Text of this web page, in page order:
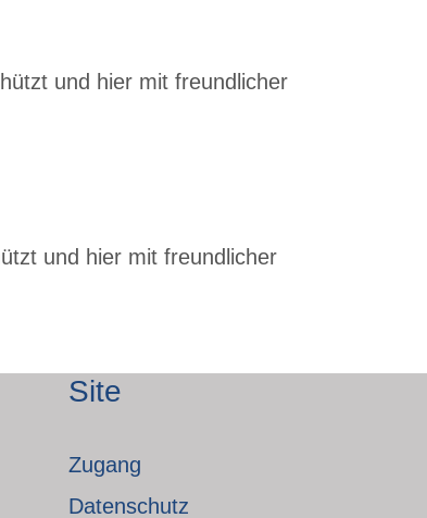
und hier mit freundlicher
und hier mit freundlicher
Site
Zugang
Datenschutz